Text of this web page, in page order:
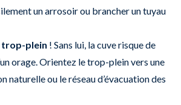
un arrosoir ou brancher un tuyau
trop-plein ! Sans lui, la cuve risque de
orage. Orientez le trop-plein vers une
naturelle ou le réseau d’évacuation des